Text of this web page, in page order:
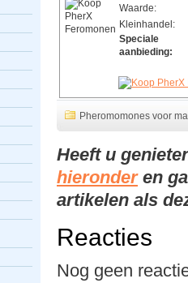
Waarde:
Kleinhandel:
Speciale
aanbieding:
Pheromomones voor
Heeft u
hieronderen
artikelen als
Reacties
Nog geen